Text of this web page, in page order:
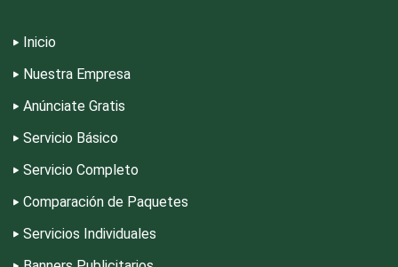
Escuelas y Academias
Estanterías
Inicio
Nuestra Empresa
Anúnciate Gratis
Servicio Básico
Servicio Completo
Comparación de Paquetes
Servicios Individuales